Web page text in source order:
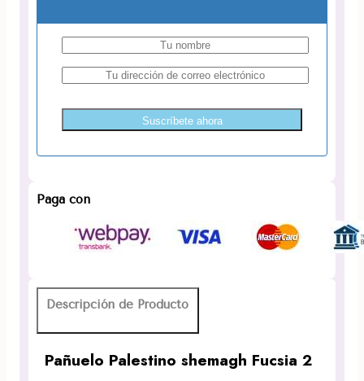
Suscríbete ahora
Paga con
Descripción de Producto
Pañuelo Palestino shemagh Fucsia 2